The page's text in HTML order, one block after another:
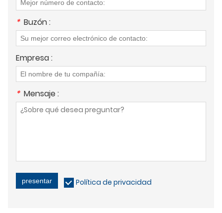
* Buzón :
Empresa :
* Mensaje :
presentar Política de privacidad